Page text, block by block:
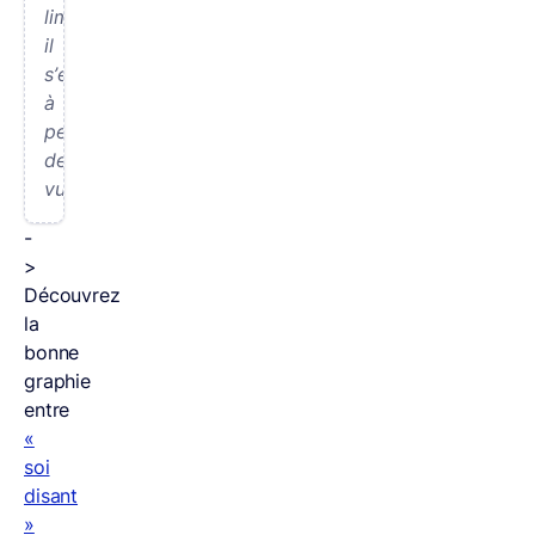
limites,
il
s’étend
à
perte
de
vue.
-
>
Découvrez
la
bonne
graphie
entre
«
soi
disant
»